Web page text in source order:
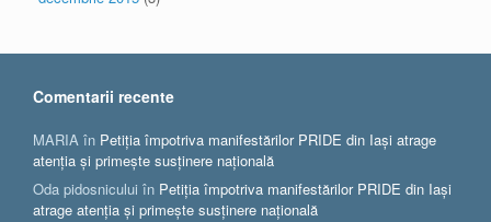
Comentarii recente
MARIA în Petiția împotriva manifestărilor PRIDE din Iași atrage
atenția și primește susținere națională
Oda pidosnicului în Petiția împotriva manifestărilor PRIDE din Iași
atrage atenția și primește susținere națională